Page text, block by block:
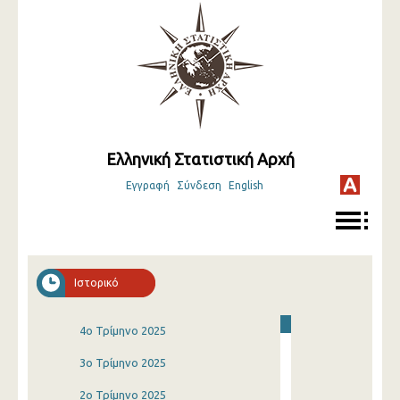
Ελληνική Στατιστική Αρχή
Εγγραφή Σύνδεση English
Ιστορικό
4o Τρίμηνο 2025
3o Τρίμηνο 2025
2o Τρίμηνο 2025